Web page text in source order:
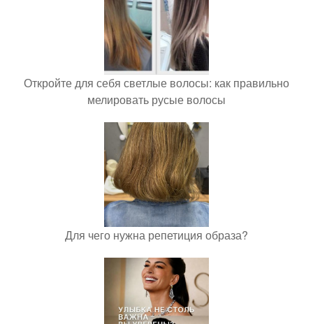
Откройте для себя светлые волосы: как правильно
мелировать русые волосы
Для чего нужна репетиция образа?